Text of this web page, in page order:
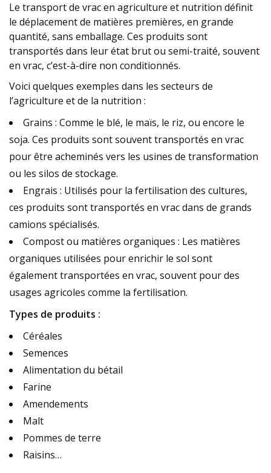
Le transport de vrac en agriculture et nutrition définit
le déplacement de matières premières, en grande
quantité, sans emballage. Ces produits sont
transportés dans leur état brut ou semi-traité, souvent
en vrac, c’est-à-dire non conditionnés.
Voici quelques exemples dans les secteurs de
l’agriculture et de la nutrition :
Grains : Comme le blé, le maïs, le riz, ou encore le
soja. Ces produits sont souvent transportés en vrac
pour être acheminés vers les usines de transformation
ou les silos de stockage.
Engrais : Utilisés pour la fertilisation des cultures,
ces produits sont transportés en vrac dans de grands
camions spécialisés.
Compost ou matières organiques : Les matières
organiques utilisées pour enrichir le sol sont
également transportées en vrac, souvent pour des
usages agricoles comme la fertilisation.
Types de produits :
Céréales
Semences
Alimentation du bétail
Farine
Amendements
Malt
Pommes de terre
Raisins…